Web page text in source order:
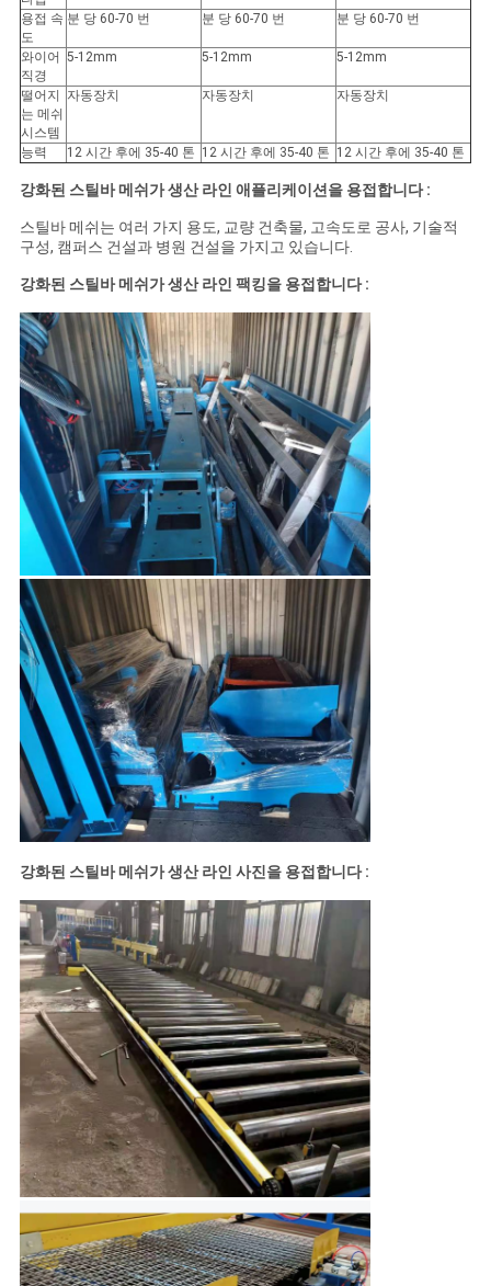
용접 속
도
분 당 60-70 번 분 당 60-70 번 분 당 60-70 번
와이어
직경
5-12mm 5-12mm 5-12mm
떨어지
는 메쉬
시스템
자동장치 자동장치 자동장치
능력 12 시간 후에 35-40 톤 12 시간 후에 35-40 톤 12 시간 후에 35-40 톤
강화된 스틸바 메쉬가 생산 라인 애플리케이션을 용접합니다 :
스틸바 메쉬는 여러 가지 용도, 교량 건축물, 고속도로 공사, 기술적
구성, 캠퍼스 건설과 병원 건설을 가지고 있습니다.
강화된 스틸바 메쉬가 생산 라인 팩킹을 용접합니다 :
강화된 스틸바 메쉬가 생산 라인 사진을 용접합니다 :